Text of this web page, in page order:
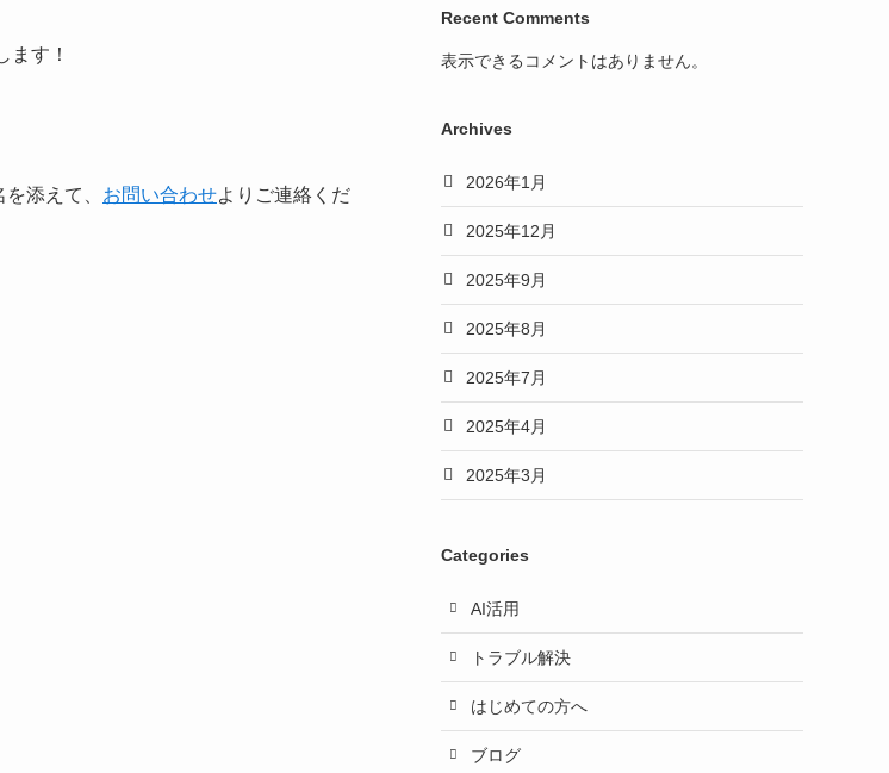
ます！
添えて、 お問い合わせよりご連絡くだ
Recent Comments
表示できるコメントはありません。
Archives
2026年1月
2025年12月
2025年9月
2025年8月
2025年7月
2025年4月
2025年3月
Categories
AI活用
トラブル解決
はじめての方へ
ブログ